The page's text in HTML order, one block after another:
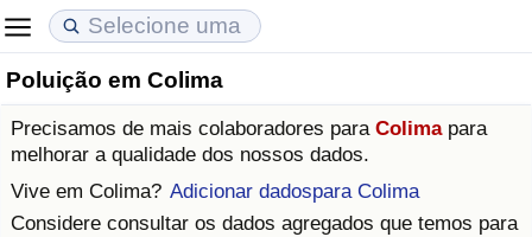
Poluição em Colima
Precisamos de mais colaboradores para Colimapara
melhorar a qualidade dos nossos dados.
Vive em Colima? Adicionar dadospara Colima
Considere consultar os dados agregados que temos para
Custo de Vida
Indicador de Custo de Vida (Atual)
Indicador de Custo de Vida
Preços de Imóveis
Indicador de Preços de Imóveis (Atual)
Indicador de Preços de Imóveis
Qualidade de Vida
Indicador de Qualidade de Vida
Indicador de Qualidade de Vida (Atual)